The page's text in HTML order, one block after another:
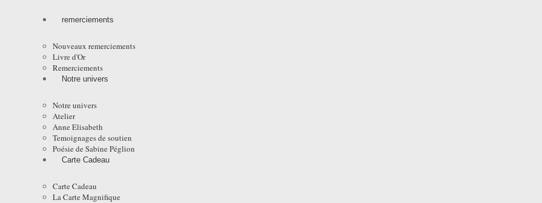
remerciements
Nouveaux remerciements
Livre d'Or
Remerciements
Notre univers
Notre univers
Atelier
Anne Elisabeth
Temoignages de soutien
Poésie de Sabine Péglion
Carte Cadeau
Carte Cadeau
La Carte Magnifique